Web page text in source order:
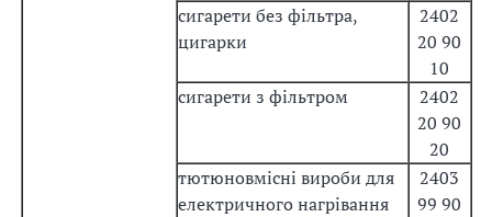
сигарети без фільтра,
цигарки
2402
20 90
10
сигарети з фільтром
2402
20 90
20
тютюновмісні вироби для
електричного нагрівання
2403
99 90